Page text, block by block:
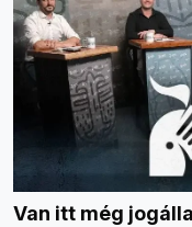
Van itt még